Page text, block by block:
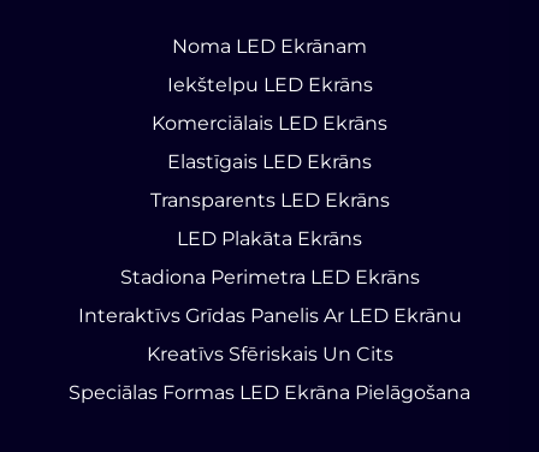
Noma LED Ekrānam
Iekštelpu LED Ekrāns
Komerciālais LED Ekrāns
Elastīgais LED Ekrāns
Transparents LED Ekrāns
LED Plakāta Ekrāns
Stadiona Perimetra LED Ekrāns
Interaktīvs Grīdas Panelis Ar LED Ekrānu
Kreatīvs Sfēriskais Un Cits
Speciālas Formas LED Ekrāna Pielāgošana